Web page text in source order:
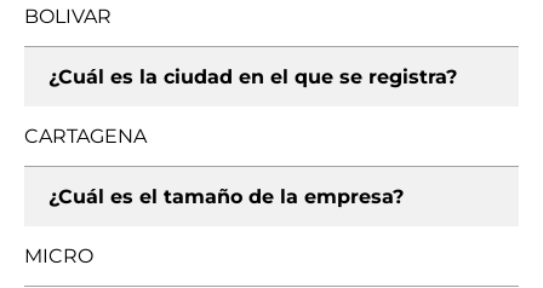
BOLIVAR
¿Cuál es la ciudad en el que se registra?
CARTAGENA
¿Cuál es el tamaño de la empresa?
MICRO